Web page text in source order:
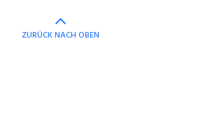
ZURÜCK NACH OBEN